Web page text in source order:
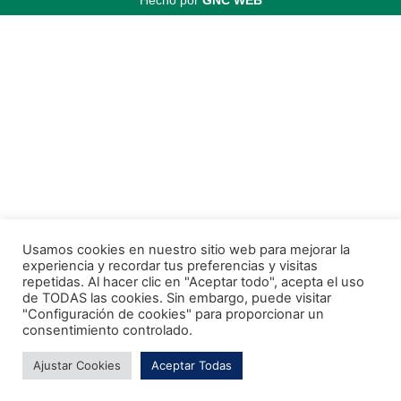
Usamos cookies en nuestro sitio web para mejorar la
experiencia y recordar tus preferencias y visitas
repetidas. Al hacer clic en "Aceptar todo", acepta el uso
de TODAS las cookies. Sin embargo, puede visitar
"Configuración de cookies" para proporcionar un
consentimiento controlado.
Ajustar Cookies Aceptar Todas